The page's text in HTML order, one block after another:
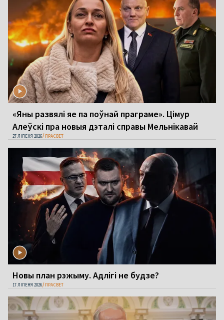
«Яны развялі яе па поўнай праграме». Цімур
Алеўскі пра новыя дэталі справы Мельнікавай
27 ЛІПЕНЯ 2026 ПРАСВЕТ
Новы план рэжыму. Адлігі не будзе?
17 ЛІПЕНЯ 2026 ПРАСВЕТ